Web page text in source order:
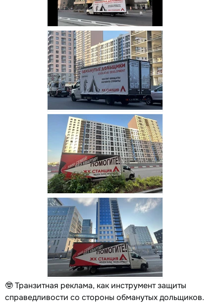
🤓 Транзитная реклама, как инструмент защиты
справедливости со стороны обманутых дольщиков.